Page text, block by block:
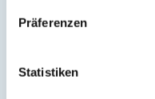
Präferenzen
Statistiken